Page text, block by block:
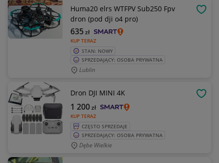
Huma20 elrs WTFPV Sub250 Fpv
dron (pod dji o4 pro)
KUP TERAZ
635zł
STAN: NOWY
SPRZEDAJĄCY: OSOBA PRYWATNA
Lublin
Dron DJI MINI 4K
KUP TERAZ
1 200zł
CZĘSTO SPRZEDAJE
SPRZEDAJĄCY: OSOBA PRYWATNA
Dębe Wielkie